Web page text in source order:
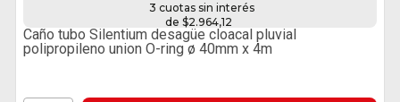
3 cuotas sin interés
de $2.964,12
Caño tubo Silentium desagüe cloacal pluvial
polipropileno union O-ring ø 40mm x 4m